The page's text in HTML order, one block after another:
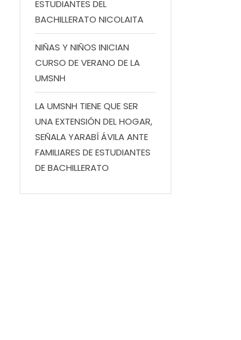
ESTUDIANTES DEL
BACHILLERATO NICOLAITA
NIÑAS Y NIÑOS INICIAN
CURSO DE VERANO DE LA
UMSNH
LA UMSNH TIENE QUE SER
UNA EXTENSIÓN DEL HOGAR,
SEÑALA YARABÍ ÁVILA ANTE
FAMILIARES DE ESTUDIANTES
DE BACHILLERATO